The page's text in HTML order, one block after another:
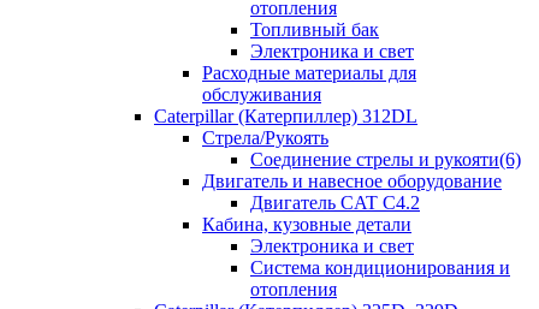
отопления
Топливный бак
Электроника и свет
Расходные материалы для
обслуживания
Caterpillar (Катерпиллер) 312DL
Стрела/Рукоять
Соединение стрелы и рукояти(6)
Двигатель и навесное оборудование
Двигатель CAT С4.2
Кабина, кузовные детали
Электроника и свет
Система кондиционирования и
отопления